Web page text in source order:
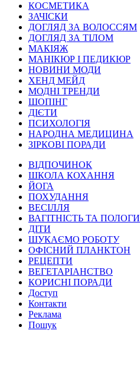
КОСМЕТИКА
ЗАЧІСКИ
ДОГЛЯД ЗА ВОЛОССЯМ
ДОГЛЯД ЗА ТІЛОМ
МАКІЯЖ
МАНІКЮР І ПЕДИКЮР
НОВИНИ МОДИ
ХЕНД МЕЙД
МОДНІ ТРЕНДИ
ШОПІНГ
ДІЄТИ
ПСИХОЛОГІЯ
НАРОДНА МЕДИЦИНА
ЗІРКОВІ ПОРАДИ
ВІДПОЧИНОК
ШКОЛА КОХАННЯ
ЙОГА
ПОХУДАННЯ
ВЕСІЛЛЯ
ВАГІТНІСТЬ ТА ПОЛОГИ
ДІТИ
ШУКАЄМО РОБОТУ
ОФІСНИЙ ПЛАНКТОН
РЕЦЕПТИ
ВЕГЕТАРІАНСТВО
КОРИСНІ ПОРАДИ
Доступ
Контакти
Реклама
Пошук